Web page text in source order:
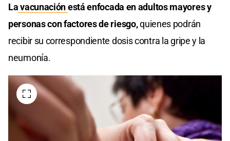
Lavacunaciónestá enfocada en adultos mayores y
personas con factores de riesgo,quienes podrán
recibir su correspondiente dosis contra la gripe y la
neumonía.